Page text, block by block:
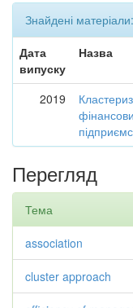
Знайдені матеріали:
Дата
випуску
Назва
2019
Перегляд
Тема
association
cluster approach